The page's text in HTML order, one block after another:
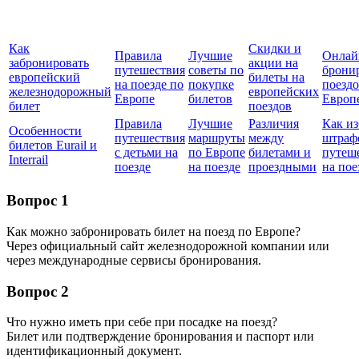
Как
забронировать
европейский
железнодорожный
билет
Правила
путешествия
на поезде по
Европе
Лучшие
советы по
покупке
билетов
Скидки и
акции на
билеты на
европейских
поездов
Особенности
билетов Eurail и
Interrail
Правила
путешествия
с детьми на
поезде
Лучшие
маршруты
по Европе
на поезде
Различия
между
билетами и
проездными
Как
на
Вопрос 1
Как можно забронировать билет на поезд по Европе?
Через официальный сайт железнодорожной компании или
через международные сервисы бронирования.
Вопрос 2
Что нужно иметь при себе при посадке на поезд?
Билет или подтверждение бронирования и паспорт или
идентификационный документ.